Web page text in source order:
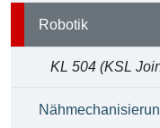
Robotik
KL 504 (KSL